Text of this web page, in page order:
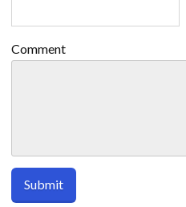
Comment